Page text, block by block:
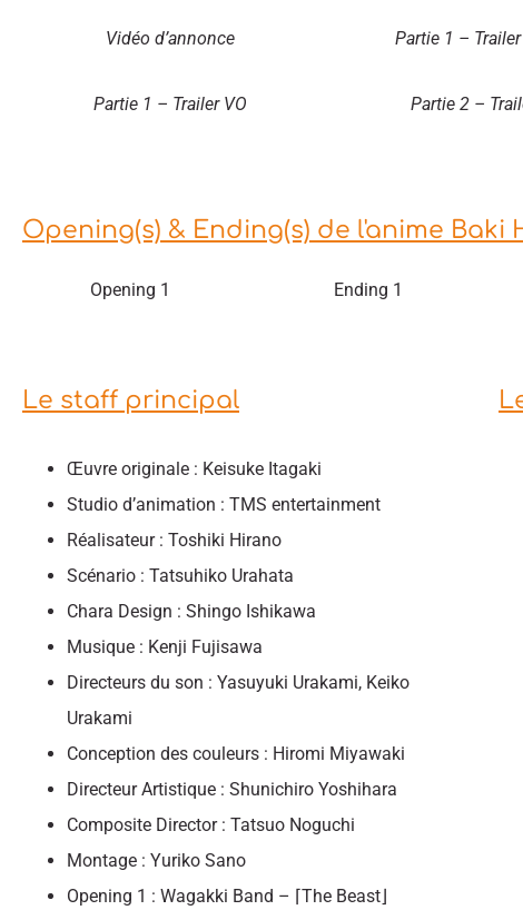
Vidéo d’annonce Partie 1 – Trailer
Partie 1 – Trailer VO Partie 2 –
Opening(s) & Ending(s) de l'anime Baki
Opening 1 Ending 1
Le staff principal
Œuvre originale : Keisuke Itagaki
Studio d’animation : TMS entertainment
Réalisateur : Toshiki Hirano
Scénario : Tatsuhiko Urahata
Chara Design : Shingo Ishikawa
Musique : Kenji Fujisawa
Directeurs du son : Yasuyuki Urakami, Keiko
Urakami
Conception des couleurs : Hiromi Miyawaki
Directeur Artistique : Shunichiro Yoshihara
Composite Director : Tatsuo Noguchi
Montage : Yuriko Sano
Opening 1 : Wagakki Band – ⌈The Beast⌋